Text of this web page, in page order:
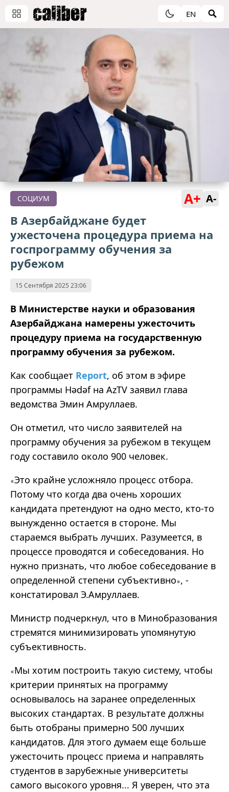
EN
СОЦИУМ A+ A-
В Азербайджане будет
ужесточена процедура приема на
госпрограмму обучения за
рубежом
15 Сентября 2025 23:06
В Министерстве науки и образования
Азербайджана намерены ужесточить
процедуру приема на государственную
программу обучения за рубежом.
Как сообщает Report, об этом в эфире
программы Hədəf на AzTV заявил глава
ведомства Эмин Амруллаев.
Он отметил, что число заявителей на
программу обучения за рубежом в текущем
году составило около 900 человек.
«Это крайне усложняло процесс отбора.
Потому что когда два очень хороших
кандидата претендуют на одно место, кто-то
вынужденно остается в стороне. Мы
стараемся выбрать лучших. Разумеется, в
процессе проводятся и собеседования. Но
нужно признать, что любое собеседование в
определенной степени субъективно», -
констатировал Э.Амруллаев.
Министр подчеркнул, что в Минобразования
стремятся минимизировать упомянутую
субъективность.
«Мы хотим построить такую систему, чтобы
критерии принятых на программу
основывалось на заранее определенных
высоких стандартах. В результате должны
быть отобраны примерно 500 лучших
кандидатов. Для этого думаем еще больше
ужесточить процесс приема и направлять
студентов в зарубежные университеты
самого высокого уровня... Я уверен, что эта